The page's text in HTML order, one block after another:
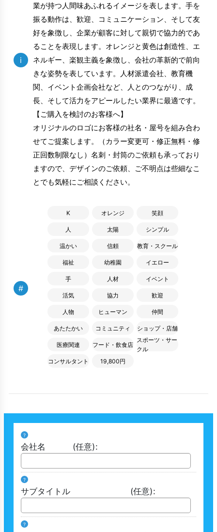
i
業が持つ人間味あふれるイメージを表します。手を
振る動作は、歓迎、コミュニケーション、そして友
好を象徴し、企業が顧客に対して親切で協力的であ
ることを表現します。オレンジと黄色は創造性、エ
ネルギー、楽観主義を象徴し、会社の革新的で前向
きな姿勢を表しています。人材派遣会社、教育機
関、イベント企画会社など、人とのつながり、成
長、そして活力をアピールしたい業界に最適です。
【ご購入を検討のお客様へ】
オリジナルのロゴにお客様の社名・屋号を組み合わ
せてご提案します。（カラー変更可・修正無料・修
正回数制限なし）名刺・封筒のご依頼も承っており
ますので、デザインのご依頼、ご不明点は些細なこ
とでも気軽にご相談ください。
#
K オレンジ 笑顔
人 太陽 シンプル
温かい 信頼 教育・スクール
福祉 幼稚園 イエロー
手 人材 イベント
活気 協力 歓迎
人物 ヒューマン 仲間
あたたかい コミュニティ ショップ・店舗
医療関連 フード・飲食店
スポーツ・サー
クル
コンサルタント
19,800円
?
会社名 (任意):
?
サブタイトル (任意):
?